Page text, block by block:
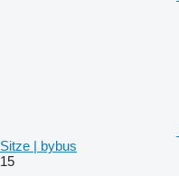
Sitze | bybus
15